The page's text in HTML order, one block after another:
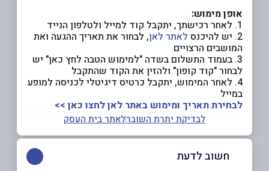
אופן מימוש:
1. לאחר רכישתך, יתקבל קוד למייל ולטלפון הנייד
2. יש להיכנס לאתר לאן, לבחור את תאריך ההגעה ואת
המושבים הרצויים
3. בעמוד התשלום בשדה "למימוש הטבה לחץ כאן" יש
לבחור "קוד קופון" ולהזין את הקוד שהתקבל
4. לאחר המימוש, יתקבל כרטיס דיגיטלי לכניסה למופע
במייל
לבחירת תאריך ומימוש באתר לאן לחצו כאן >>
לבדיקת יתרת השוברלאתר בית העסק
חשוב לדעת